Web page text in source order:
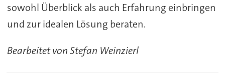
sowohl Überblick als auch Erfahrung einbringen
und zur idealen Lösung beraten.
Bearbeitet von Stefan Weinzierl